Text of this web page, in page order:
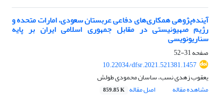
آینده‌پژوهی همکاری‌های دفاعی عربستان سعودی، امارات متحده و
رژیم صهیونیستی در مقابل جمهوری اسلامی ایران بر پایه
سناریونویسی
صفحه31-52
10.22034/dfsr.2021.521381.1457
یعقوب زهدی نسب، ساسان محمودی طولش
مشاهده مقاله
اصل مقاله 859.85 K